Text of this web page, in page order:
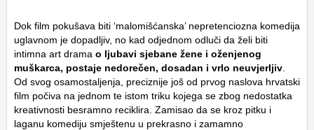
Dok film pokušava biti ‘malomišćanska’ nepretenciozna komedija
uglavnom je dopadljiv, no kad odjednom odluči da želi biti
intimna art drama o ljubavi sjebane žene i oženjenog
muškarca, postaje nedorečen, dosadan i vrlo neuvjerljiv
Od svog osamostaljenja, preciznije još od prvog naslova hrvatski
film počiva na jednom te istom triku kojega se zbog nedostatka
kreativnosti besramno reciklira. Zamisao da se kroz pitku i
laganu komediju smještenu u prekrasno i zamamno